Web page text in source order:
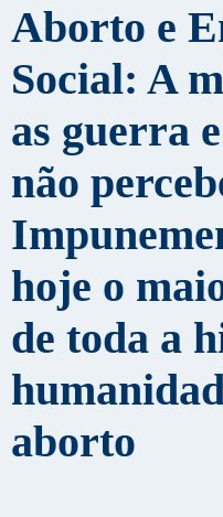
Aborto e
Social: A
as guerra
não
hoje o
de toda a
aborto